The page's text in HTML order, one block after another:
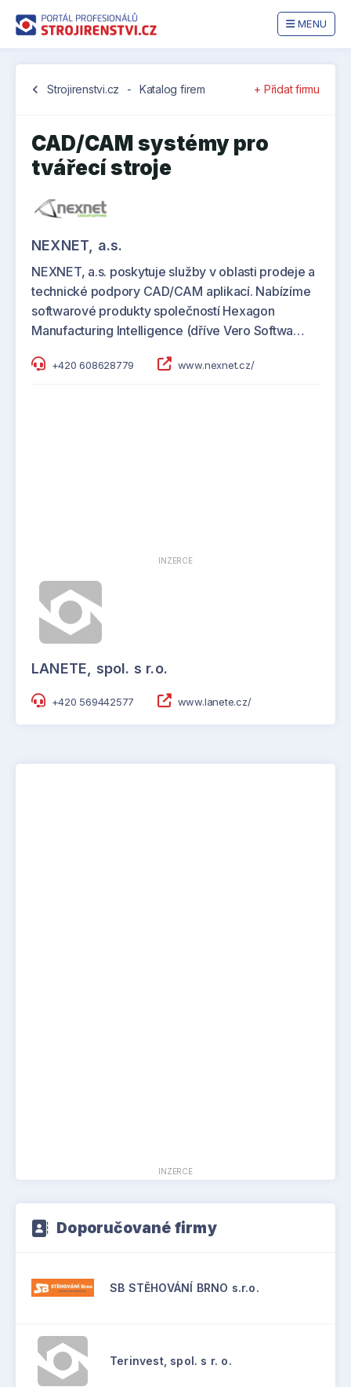
MENU
chevron_left Strojirenstvi.cz - Katalog firem + Přidat firmu
CAD/CAM systémy pro
tvářecí stroje
NEXNET, a.s.
NEXNET, a.s. poskytuje služby v oblasti prodeje a
technické podpory CAD/CAM aplikací. Nabízíme
softwarové produkty společností Hexagon
Manufacturing Intelligence (dříve Vero Softwa…
+420 608628779 www.nexnet.cz/
INZERCE
LANETE, spol. s r.o.
+420 569442577 www.lanete.cz/
INZERCE
Doporučované firmy
SB STĚHOVÁNÍ BRNO s.r.o.
Terinvest, spol. s r. o.